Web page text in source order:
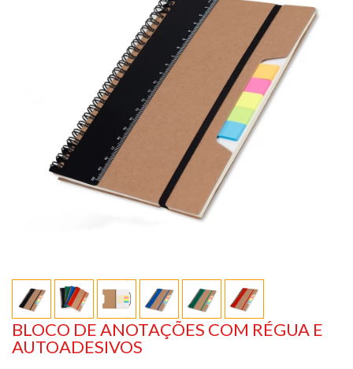
BLOCO DE ANOTAÇÕES COM RÉGUA E
AUTOADESIVOS